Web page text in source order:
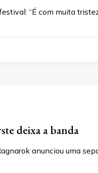
“É com muita
deixa a banda
anunciou uma